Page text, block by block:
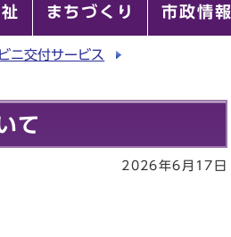
まちづくり 市政情報
ニ交付サービス
て
2026年6月17日